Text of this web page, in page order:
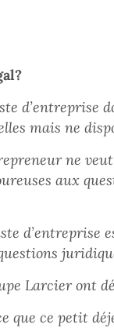
d’entreprise
mais ne
ne
aux
d’entreprise
Larcier ont
que ce petit